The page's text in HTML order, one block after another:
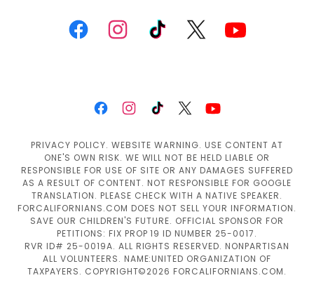
PRIVACY POLICY. WEBSITE WARNING. USE CONTENT AT
ONE'S OWN RISK. WE WILL NOT BE HELD LIABLE OR
RESPONSIBLE FOR USE OF SITE OR ANY DAMAGES SUFFERED
AS A RESULT OF CONTENT. NOT RESPONSIBLE FOR GOOGLE
TRANSLATION. PLEASE CHECK WITH A NATIVE SPEAKER.
FORCALIFORNIANS.COM DOES NOT SELL YOUR INFORMATION.
SAVE OUR CHILDREN'S FUTURE. OFFICIAL SPONSOR FOR
PETITIONS: FIX PROP 19 ID NUMBER 25-0017.
RVR ID# 25-0019A. ALL RIGHTS RESERVED. NONPARTISAN
ALL VOLUNTEERS. NAME:UNITED ORGANIZATION OF
TAXPAYERS. COPYRIGHT©2026 FORCALIFORNIANS.COM.